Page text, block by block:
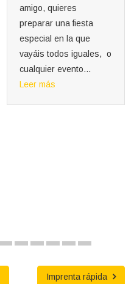
amigo, quieres
preparar una fiesta
especial en la que
vayáis todos iguales, o
cualquier evento...
Leer más
Imprenta rápida